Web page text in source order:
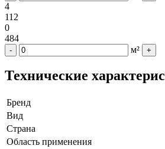
4
112
0
484
- м² +
Технические
Бренд
Вид
Страна
Область применения